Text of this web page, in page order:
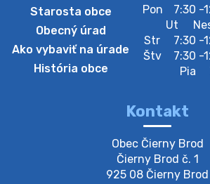
Zberný dvor-Gyűjtőudvar
Oznamujeme obyvateľom, že v stredu
bude zberný dvor zatvorený. Értesítjük
hogy szerdán augusztus 05-én a
lesz https://ciernybrod.sk?p=214…
Zber separovaného odpadu
Szeparált műanya…
Oznamujeme obyvateľom, že v stredu
Starosta obce
Obecný úrad
Ako vybaviť na úrade
História obce
Pon
7:30 -
Ut
Str
7:30 -
Štv
7:30 -
Pia
Kontakt
Obec Čierny Brod
Čierny Brod č. 1
925 08 Čierny Brod